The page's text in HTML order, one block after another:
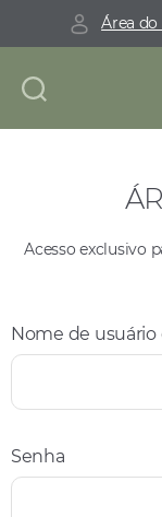
Área
Acesso exclusivo
Nome de usuário
Senha